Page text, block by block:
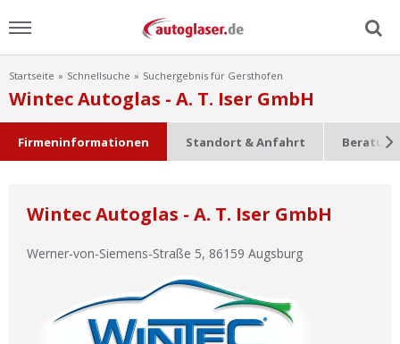
Menu
Home
Ratgeber
Startseite Schnellsuche Suchergebnis für Gersthofen
Wintec Autoglas - A. T. Iser GmbH
Firmeninformationen Standort & Anfahrt
Wintec Autoglas - A. T. Iser GmbH
Werner-von-Siemens-Straße 5, 86159 Augsburg